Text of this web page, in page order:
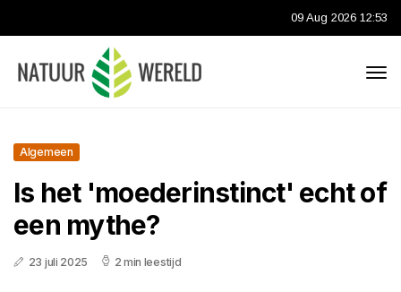
09 Aug 2026 12:53
Algemeen
Is het 'moederinstinct' echt of
een mythe?
23 juli 2025 2 min leestijd